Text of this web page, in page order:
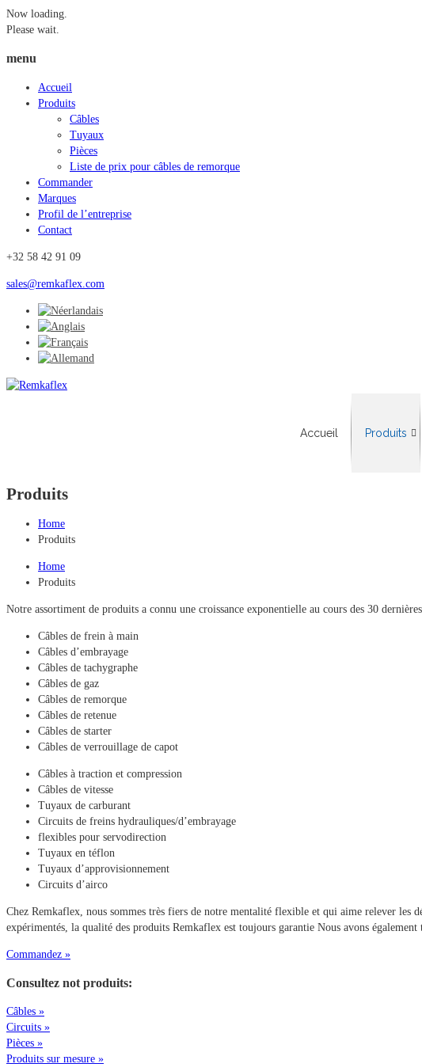
Now loading.
Please wait.
menu
Accueil
Produits
Câbles
Tuyaux
Pièces
Liste de prix pour câbles de remorque
Commander
Marques
Profil de l’entreprise
Contact
+32 58 42 91 09
sales@remkaflex.com
Accueil Produits
câbles
Produits
Home
Produits
Home
Produits
Notre assortiment de produits a connu une croissance exponentielle au cours des 30
Câbles de frein à main
Câbles d’embrayage
Câbles de tachygraphe
Câbles de gaz
Câbles de remorque
Câbles de retenue
Câbles de starter
Câbles de verrouillage de capot
Câbles à traction et compression
Câbles de vitesse
Tuyaux de carburant
Circuits de freins hydrauliques/d’embrayage
flexibles pour servodirection
Tuyaux en téflon
Tuyaux d’approvisionnement
Circuits d’airco
Chez Remkaflex, nous sommes très fiers de notre mentalité flexible et qui aime relever les
expérimentés, la qualité des produits Remkaflex est toujours garantie Nous avons
Commandez »
Consultez not produits:
Câbles »
Circuits »
Pièces »
Produits sur mesure »